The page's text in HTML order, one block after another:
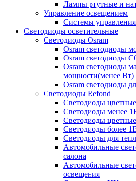
Лампы ртутные и
Управление освещением
Системы
Светодиоды осветительные
Светодиоды Osram
Osram светодиоды
Osram светодиоды
Osram светодиоды
мощности(менее Вт)
Osram светодиоды
Светодиоды Refond
Светодиоды
Светодиоды менее
Светодиоды
Светодиоды более
Светодиоды для
Автомобильные
салона
Автомобильные
освещения